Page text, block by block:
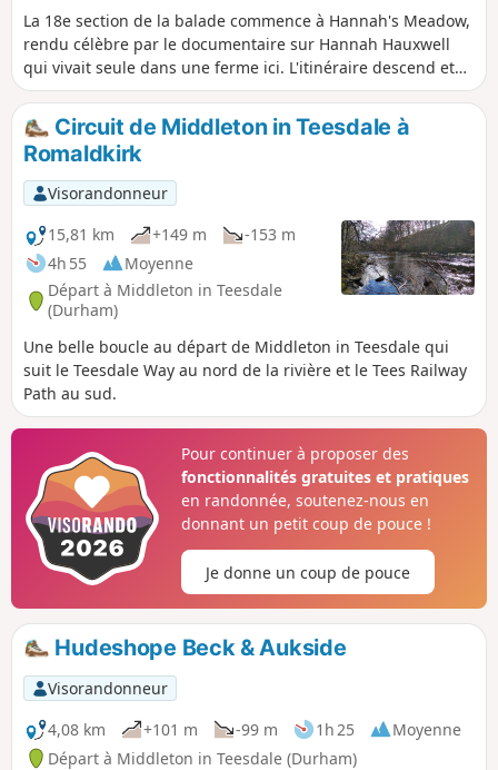
La 18e section de la balade commence à Hannah's Meadow,
rendu célèbre par le documentaire sur Hannah Hauxwell
qui vivait seule dans une ferme ici. L'itinéraire descend et
passe par les réservoirs de Balderhead et Blackton avant de
monter à Cotherstone Moor et de finir à la Roman Road.
Circuit de Middleton in Teesdale à
Romaldkirk
Visorandonneur
15,81 km
+149 m
-153 m
4h 55
Moyenne
Départ à Middleton in Teesdale
(Durham)
Une belle boucle au départ de Middleton in Teesdale qui
suit le Teesdale Way au nord de la rivière et le Tees Railway
Path au sud.
Pour continuer à proposer des
fonctionnalités gratuites et pratiques
en randonnée, soutenez-nous en
donnant un petit coup de pouce !
Je donne un coup de pouce
Hudeshope Beck & Aukside
Visorandonneur
4,08 km
+101 m -99 m 1h 25
Moyenne
Départ à Middleton in Teesdale (Durham)